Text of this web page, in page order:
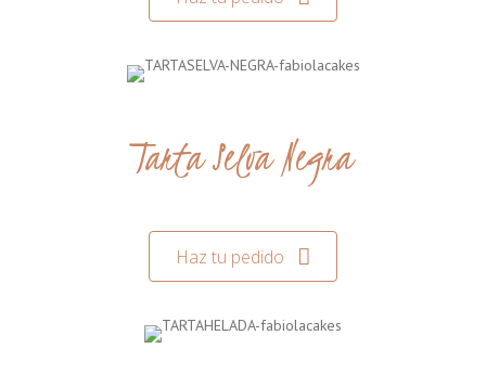
Tarta Selva Negra
Haz tu pedido